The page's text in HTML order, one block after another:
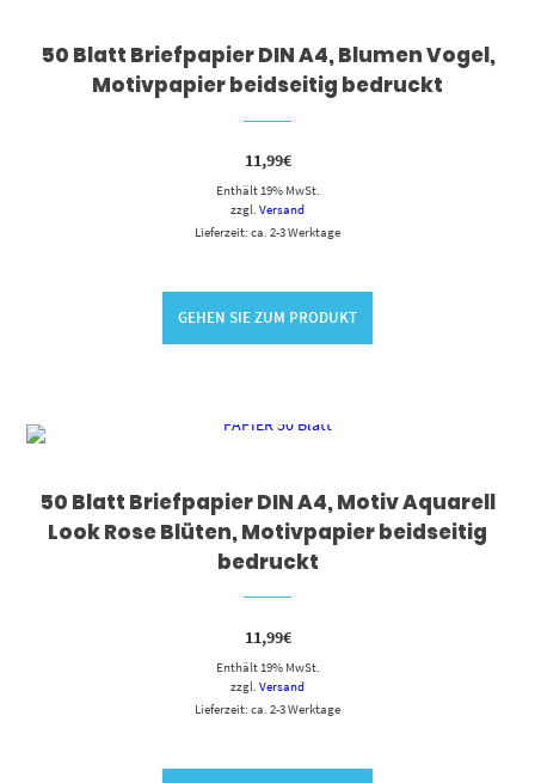
50 Blatt Briefpapier DIN A4, Blumen Vogel,
Motivpapier beidseitig bedruckt
11,99€
Enthält 19% MwSt.
zzgl. Versand
Lieferzeit: ca. 2-3 Werktage
GEHEN SIE ZUM PRODUKT
50 Blatt Briefpapier DIN A4, Motiv Aquarell
Look Rose Blüten, Motivpapier beidseitig
bedruckt
11,99€
Enthält 19% MwSt.
zzgl. Versand
Lieferzeit: ca. 2-3 Werktage